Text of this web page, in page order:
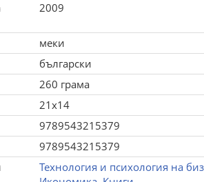
2009
меки
български
260 грама
21x14
9789543215379
9789543215379
Технология и психология на